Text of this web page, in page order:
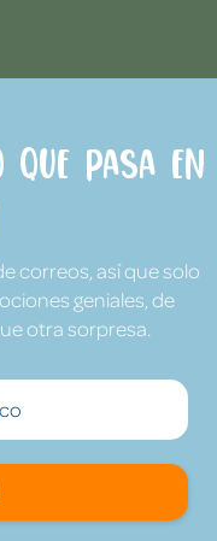
pasa en
correos, así que solo
geniales, de
otra sorpresa.